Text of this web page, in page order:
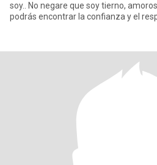
soy.. No negare que soy tierno,
podrás encontrar la confianza y el